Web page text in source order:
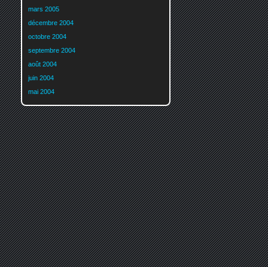
mars 2005
décembre 2004
octobre 2004
septembre 2004
août 2004
juin 2004
mai 2004